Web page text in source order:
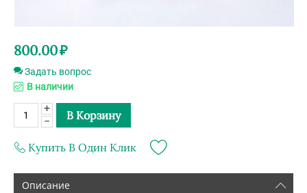
800.00₽
Задать вопрос
В наличии
+
−
В Корзину
Купить В Один Клик
Описание